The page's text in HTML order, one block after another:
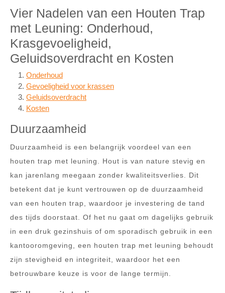
Vier Nadelen van een Houten Trap
met Leuning: Onderhoud,
Krasgevoeligheid,
Geluidsoverdracht en Kosten
Onderhoud
Gevoeligheid voor krassen
Geluidsoverdracht
Kosten
Duurzaamheid
Duurzaamheid is een belangrijk voordeel van een
houten trap met leuning. Hout is van nature stevig en
kan jarenlang meegaan zonder kwaliteitsverlies. Dit
betekent dat je kunt vertrouwen op de duurzaamheid
van een houten trap, waardoor je investering de tand
des tijds doorstaat. Of het nu gaat om dagelijks gebruik
in een druk gezinshuis of om sporadisch gebruik in een
kantooromgeving, een houten trap met leuning behoudt
zijn stevigheid en integriteit, waardoor het een
betrouwbare keuze is voor de lange termijn.